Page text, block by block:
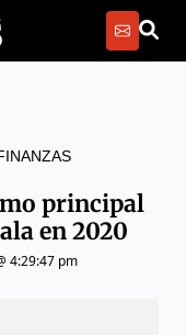
principal
en 2020
4:29:47 pm